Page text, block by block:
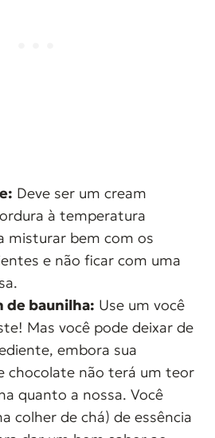
Deve ser um cream
à temperatura
misturar bem com os
e não ficar com uma
de baunilha: Use um você
Mas você pode deixar de
embora sua
chocolate não terá um teor
quanto a nossa. Você
colher de chá) de essência